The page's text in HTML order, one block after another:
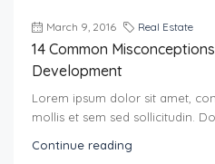
March 9, 2016 Real Estate
14 Common
Development
Lorem ipsum dolor sit amet,
mollis et sem sed sollicitudin.
Continue reading